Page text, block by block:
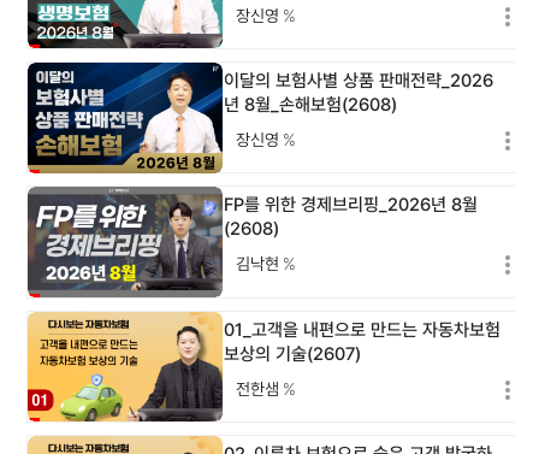
장신영 %
이달의 보험사별 상품 판매전략_2026
년 8월_손해보험(2608)
장신영 %
FP를 위한 경제브리핑_2026년 8월
(2608)
김낙현 %
01_고객을 내편으로 만드는 자동차보험
보상의 기술(2607)
전한샘 %